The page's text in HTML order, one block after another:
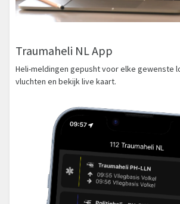
Traumaheli NL App
Heli-meldingen gepusht voor elke gewenste
vluchten en bekijk live kaart.